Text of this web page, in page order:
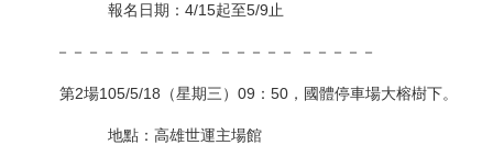
報名日期：4/15起至5/9止
－－－－－ －－－－－ －－－－－ －－－－－
第2場105/5/18（星期三）09：50， 國體停車場大榕樹下。
地點：高雄世運主場館